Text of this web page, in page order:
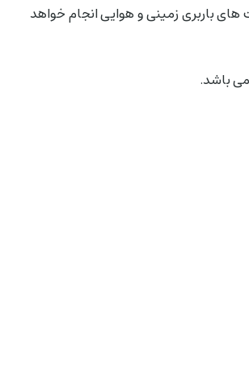
باربری زمینی و هوایی انجام خواهد
می باشد.